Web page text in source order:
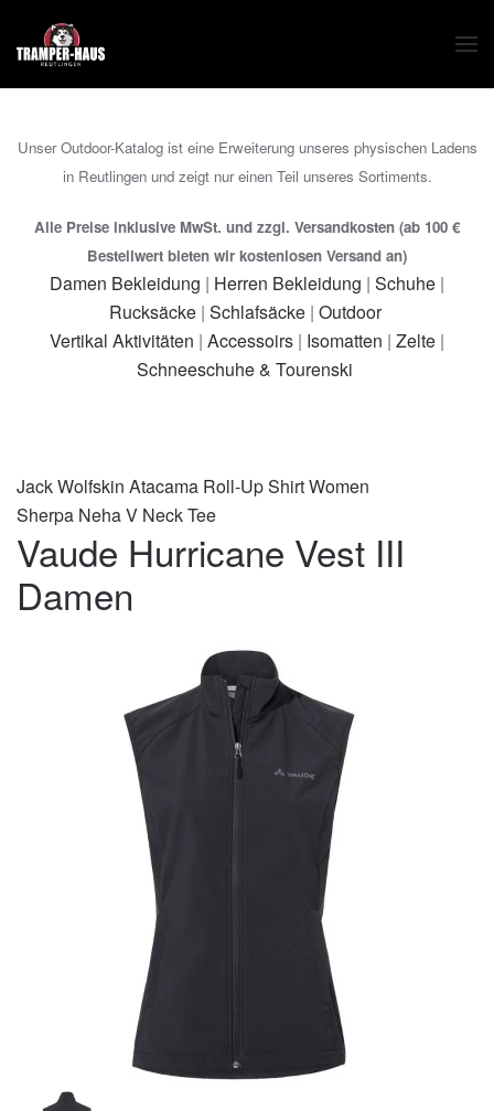
Zum Hauptinhalt springen
Unser Outdoor-Katalog ist eine Erweiterung unseres physischen Ladens
in Reutlingen und zeigt nur einen Teil unseres Sortiments.
Alle Preise inklusive MwSt. und zzgl. Versandkosten (ab 100 €
Bestellwert bieten wir kostenlosen Versand an)
Damen Bekleidung | Herren Bekleidung | Schuhe |
Rucksäcke| Schlafsäcke| Outdoor
Vertikal Aktivitäten | Accessoirs | Isomatten | Zelte |
Schneeschuhe & Tourenski
Jack Wolfskin Atacama Roll-Up Shirt Women
Sherpa Neha V Neck Tee
Vaude Hurricane Vest III
Damen